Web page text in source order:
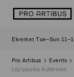
logo
Elverket Tue–Sun
Pro Artibus Events
Löylypoika Auterinen